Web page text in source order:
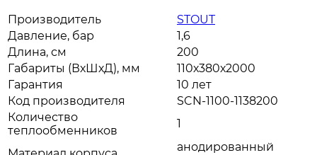
Производитель
STOUT
Давление, бар
1,6
Длина, см
200
Габариты (ВхШхД), мм
110х380х2000
Гарантия
10 лет
Код производителя
SCN-1100-1138200
Количество
теплообменников
1
анодированный